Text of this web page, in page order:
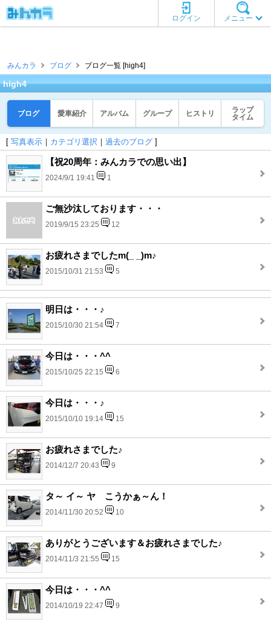
メニュー
ログイン
みんカラ ブログ ブログ一覧 [high4]
high4
ブログ 愛車紹介 アルバム グループ ヒストリ
ラップ
タイム
[ 写真表示 ｜ カテゴリ選択 ｜ 過去のブログ ]
【祝20周年：みんカラでの思い出】
2024/9/1 19:41 1
ご無沙汰しております・・・
2019/9/15 23:25 12
お疲れさまでしたm(_ _)m♪
2015/10/31 21:53 5
明日は・・・♪
2015/10/30 21:54 7
今日は・・・^^
2015/10/25 22:15 6
今日は・・・♪
2015/10/10 19:14 15
お疲れさまでした♪
2014/12/7 20:43 9
タ～ イ～ ヤ こうかぁ～ん！
2014/11/30 20:52 10
ありがとうございます＆お疲れさまでした♪
2014/11/3 21:55 15
今日は・・・^^
2014/10/19 22:47 9